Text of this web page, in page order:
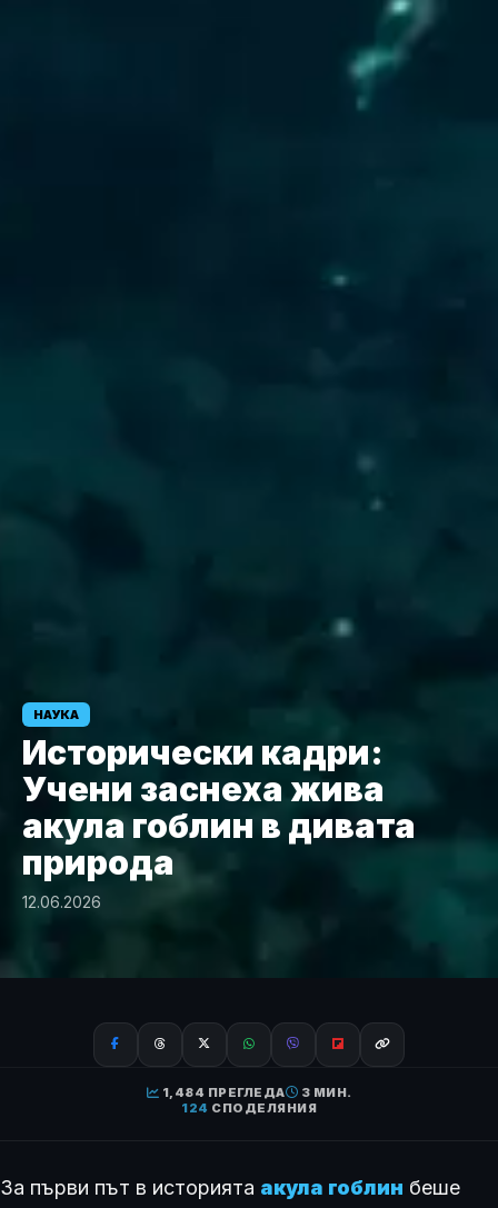
НАУКА
Исторически кадри:
Учени заснеха жива
акула гоблин в дивата
природа
12.06.2026
1,484 ПРЕГЛЕДА
3 МИН.
124 СПОДЕЛЯНИЯ
За първи път в историята акула гоблин беше